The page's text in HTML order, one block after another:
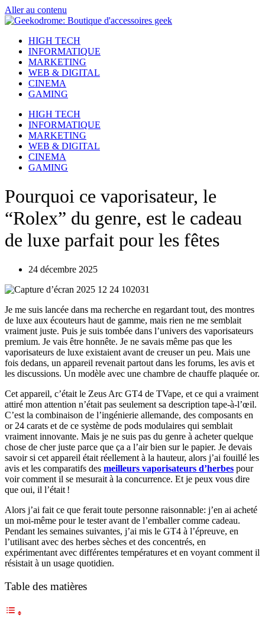
Aller au contenu
HIGH TECH
INFORMATIQUE
MARKETING
WEB & DIGITAL
CINEMA
GAMING
HIGH TECH
INFORMATIQUE
MARKETING
WEB & DIGITAL
CINEMA
GAMING
Pourquoi ce vaporisateur, le
“Rolex” du genre, est le cadeau
de luxe parfait pour les fêtes
24 décembre 2025
Je me suis lancée dans ma recherche en regardant tout, des montres
de luxe aux écouteurs haut de gamme, mais rien ne me semblait
vraiment juste. Puis je suis tombée dans l’univers des vaporisateurs
premium. Je vais être honnête. Je ne savais même pas que les
vaporisateurs de luxe existaient avant de creuser un peu. Mais une
fois dedans, un appareil revenait partout dans les forums, les avis et
les discussions. Un modèle avec une chambre de chauffe plaquée or.
Cet appareil, c’était le Zeus Arc GT4 de TVape, et ce qui a vraiment
attiré mon attention n’était pas seulement sa description tape-à-l’œil.
C’est la combinaison de l’ingénierie allemande, des composants en
or 24 carats et de ce système de pods modulaires qui semblait
vraiment innovante. Mais je ne suis pas du genre à acheter quelque
chose de cher juste parce que ça a l’air bien sur le papier. Je devais
savoir si cet appareil était réellement à la hauteur, alors j’ai fouillé les
avis et les comparatifs des meilleurs vaporisateurs d’herbes pour
voir comment il se mesurait à la concurrence. Et je peux vous dire
que oui, il l’était !
Alors j’ai fait ce que ferait toute personne raisonnable: j’en ai acheté
un moi-même pour le tester avant de l’emballer comme cadeau.
Pendant les semaines suivantes, j’ai mis le GT4 à l’épreuve, en
l’utilisant avec des herbes sèches et des concentrés, en
expérimentant avec différentes températures et en voyant comment il
résistait à un usage quotidien.
Table des matières